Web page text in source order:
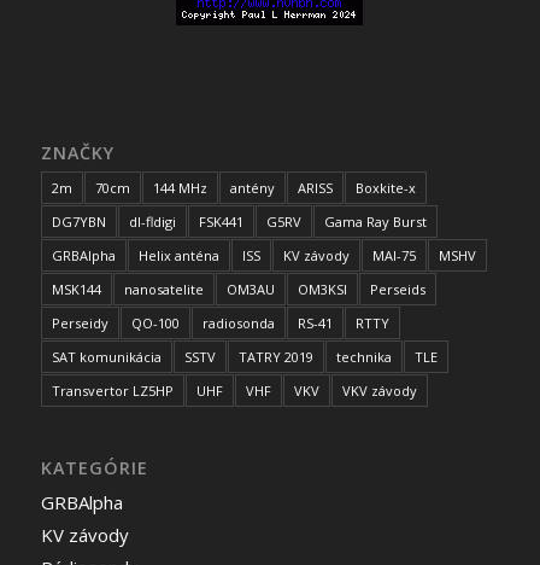
ZNAČKY
2m 70cm 144 MHz antény ARISS
Boxkite-x
DG7YBN
dl-fldigi FSK441 G5RV
Gama Ray Burst
GRBAlpha
Helix anténa ISS KV závody MAI-75
MSHV
MSK144
nanosatelite OM3AU OM3KSI
Perseids
Perseidy
QO-100 radiosonda RS-41
RTTY
SAT komunikácia
SSTV TATRY 2019 technika
TLE
Transvertor LZ5HP
UHF VHF VKV VKV závody
KATEGÓRIE
GRBAlpha
KV závody